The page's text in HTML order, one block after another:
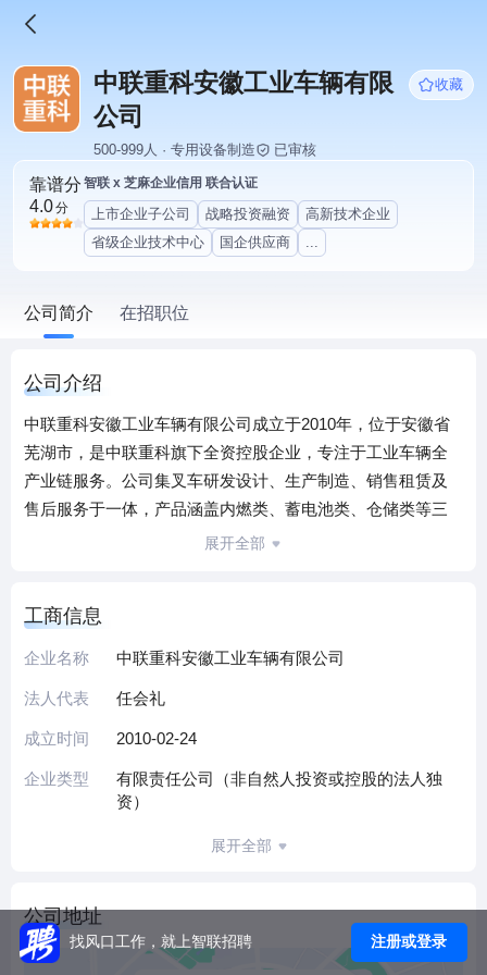
中联重科安徽工业车辆有限
公司
收藏
500-999人 · 专用设备制造 已审核
靠谱分
4.0分
智联 x 芝麻企业信用 联合认证
上市企业子公司 战略投资融资
高新技术企业
省级企业技术中心
国企供应商 ...
公司简介 在招职位
公司介绍
中联重科安徽工业车辆有限公司成立于2010年，位于安徽省
芜湖市，是中联重科旗下全资控股企业，专注于工业车辆全
产业链服务。公司集叉车研发设计、生产制造、销售租赁及
售后服务于一体，产品涵盖内燃类、蓄电池类、仓储类等三
大类212种序列，可满足各类物流搬运与仓储作业的多元需
位居前五，2023年营收约120亿元，出口占比超40%，产品远
销三十多个国家和地区，广泛应用于造纸、汽车、物流等行
积累多项叉车相关专利，智能化技术实践成果显著，通过全
周期服务体系为客户提供全方位支持。
致力于推动工业车辆的智能化、绿色化升级，打造全球领先
（本介绍由DeepSeek AI智能生成，仅供参考）
展开全部
工商信息
企业名称 中联重科安徽工业车辆有限公司
法人代表 任会礼
成立时间 2010-02-24
企业类型
有限责任公司（非自然人投资或控股的法人独
资）
展开全部
公司地址
找风口工作，就上智联招聘 注册或登录